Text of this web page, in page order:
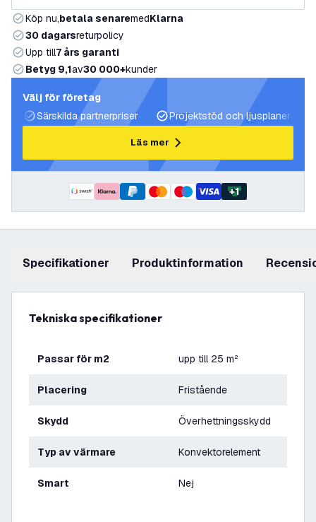
Köp nu,betala senaremedKlarna
30 dagarsreturpolicy
Upp till7 års garanti
Betyg 9,1av30 000+kunder
Välj för företag
Särskilda partnerpriser
Projektstöd och ljusplaner
Läs mer
+1
Specifikationer produktinformation
Tekniska specifikationer
Passar för m2 upp till 25 m²
Placering Fristående
Skydd Överhettningsskydd
Typ av värmare Konvektorelement
Smart Nej